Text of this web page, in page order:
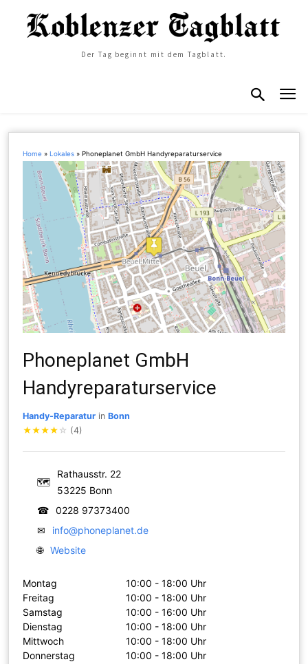
Der Tag beginnt mit dem Tagblatt.
Home »Lokales »Phoneplanet GmbH Handyreparaturservice
Phoneplanet GmbH
Handyreparaturservice
Handy-Reparatur inBonn
★★★★ ☆ (4)
🗺
Rathausstr. 22
53225 Bonn
☎
0228 97373400
✉
info@phoneplanet.de
🌐 Website
Montag
10:00 - 18:00 Uhr
Freitag
10:00 - 18:00 Uhr
Samstag
10:00 - 16:00 Uhr
Dienstag
10:00 - 18:00 Uhr
Mittwoch
10:00 - 18:00 Uhr
Donnerstag
10:00 - 18:00 Uhr